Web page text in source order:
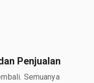
Penjualan
Semuanya